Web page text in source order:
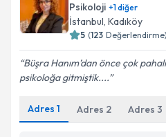
Psikoloji +1diğer
İstanbul, Kadıköy
5 (123 Değerlendirme)
Büşra Hanım’dan önce çok
psikoloğa gitmiştik....
Adres 1 Adres 2 Adres 3